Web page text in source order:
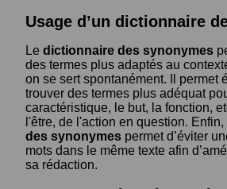
Usage d’un dictionnaire
Le dictionnaire des synonymes
des termes plus adaptés au
on se sert spontanément. Il permet
trouver des termes plus adéquat
caractéristique, le but, la fonction,
l'être, de l'action en question. Enfin,
des synonymes permet d’éviter
mots dans le même texte afin
sa rédaction.